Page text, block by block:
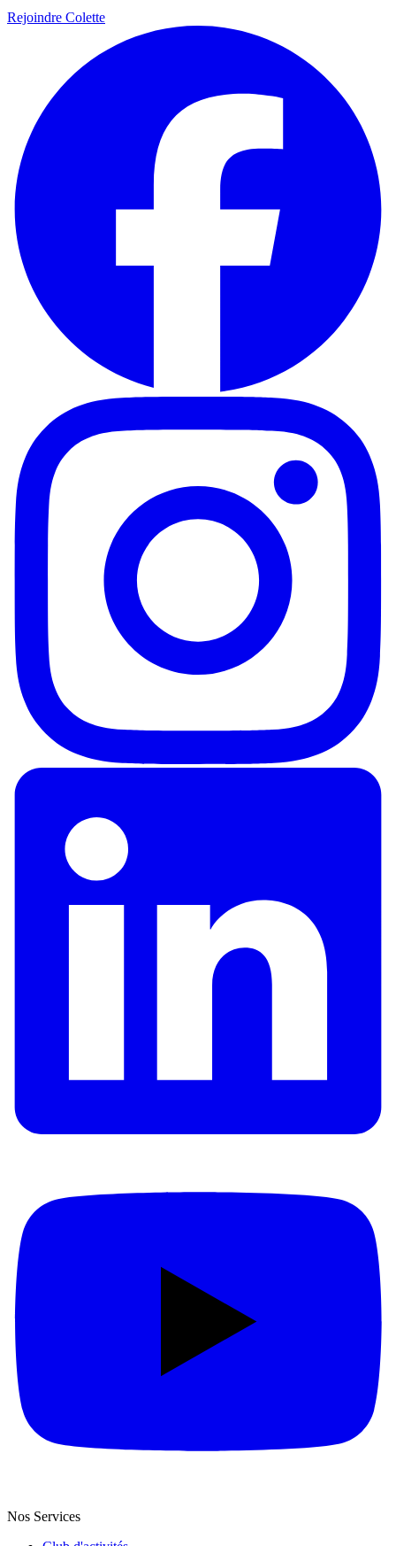
Rejoindre Colette
Nos Services